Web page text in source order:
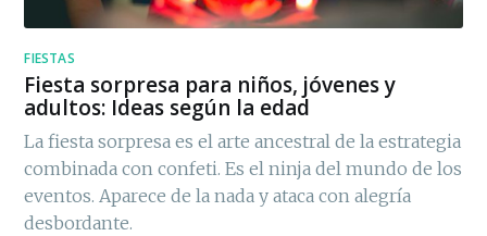
FIESTAS
Fiesta sorpresa para niños, jóvenes y
adultos: Ideas según la edad
La fiesta sorpresa es el arte ancestral de la estrategia
combinada con confeti. Es el ninja del mundo de los
eventos. Aparece de la nada y ataca con alegría
desbordante.